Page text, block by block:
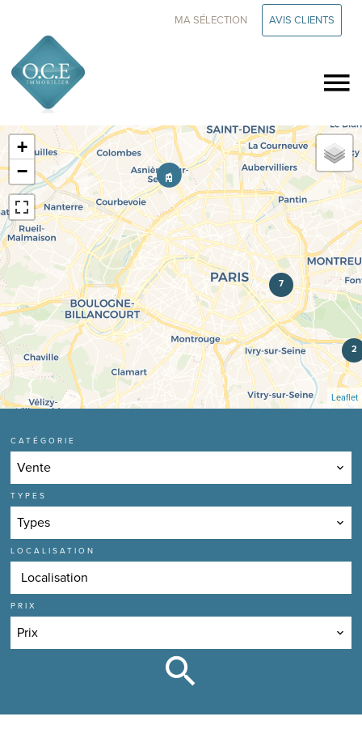
MA SÉLECTION AVIS CLIENTS
7
2
+
−
Leaflet
CATÉGORIE
Vente
TYPES
Types
LOCALISATION
Localisation
PRIX
Prix